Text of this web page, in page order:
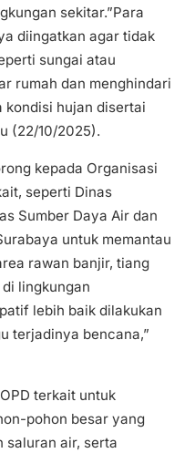
sekitar.”Para
diingatkan agar tidak
sungai atau
rumah dan menghindari
kondisi hujan disertai
(22/10/2025).
kepada Organisasi
seperti Dinas
Sumber Daya Air dan
untuk memantau
rawan banjir, tiang
lingkungan
lebih baik dilakukan
terjadinya bencana,”
terkait untuk
pohon besar yang
saluran air, serta